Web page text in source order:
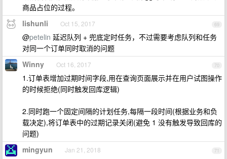
商品占位的过程。
69
lishunli Oct 15, 2017
@petelin 延迟队列 + 兜底定时任务，不过需要考虑队列和任务
对同一个订单同时取消的问题
70
Winny Oct 16, 2017
1.订单表增加过期时间字段,用在查询页面展示并在用户试图操作
的时候拒绝(同时触发回库逻辑)
2.同时跑一个固定间隔的计划任务,每隔一段时间(根据业务和负
载决定),将订单表中的过期记录关闭(避免 1 没有触发导致回库的
问题)
71
mingyun Jan 21, 2018